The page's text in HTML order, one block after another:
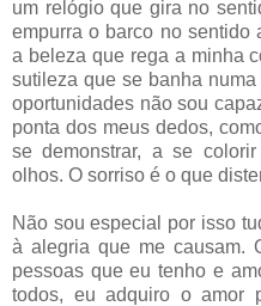
um relógio que gira no
empurra o barco no sentido
a beleza que rega a minha
sutileza que se banha
oportunidades não sou
ponta dos meus dedos,
se demonstrar, a se
olhos. O sorriso é o que
Não sou especial por isso
à alegria que me causam.
pessoas que eu tenho e
todos, eu adquiro o amor